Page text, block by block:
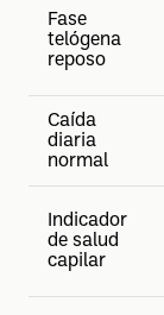
Fase
telógena
reposo
Caída
diaria
normal
Indicador
de salud
capilar